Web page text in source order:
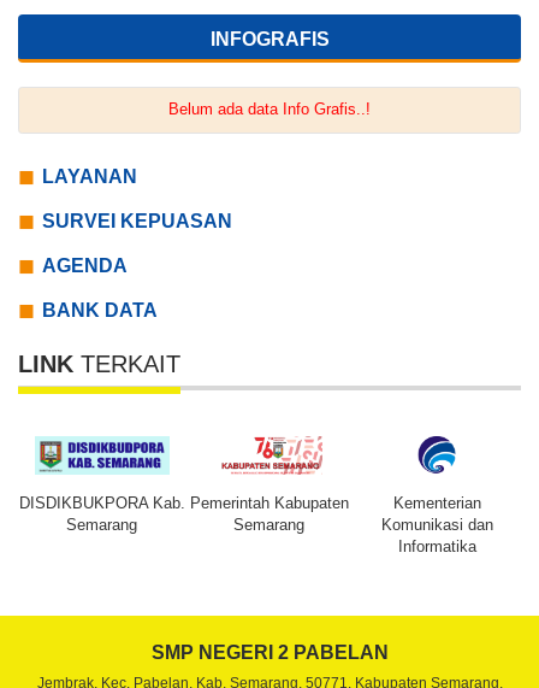
INFOGRAFIS
Belum ada data Info Grafis..!
LAYANAN
SURVEI KEPUASAN
AGENDA
BANK DATA
LINK TERKAIT
DISDIKBUKPORA Kab.
Semarang
Pemerintah Kabupaten
Semarang
Kementerian
Komunikasi dan
Informatika
SMP NEGERI 2 PABELAN
Jembrak, Kec. Pabelan, Kab. Semarang, 50771. Kabupaten Semarang,